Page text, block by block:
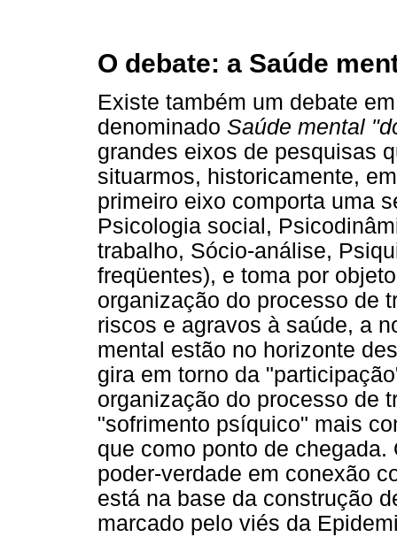
O debate: a Saúde
Existe também um debate
denominado Saúde mental
grandes eixos de pesquisas
situarmos, historicamente,
primeiro eixo comporta uma
Psicologia social,
trabalho, Sócio-análise,
freqüentes), e toma por
organização do processo de
riscos e agravos à saúde, a
mental estão no horizonte
gira em torno da
organização do processo de
"sofrimento psíquico" mais
que como ponto de
poder-verdade em conexão
está na base da construção
marcado pelo viés da